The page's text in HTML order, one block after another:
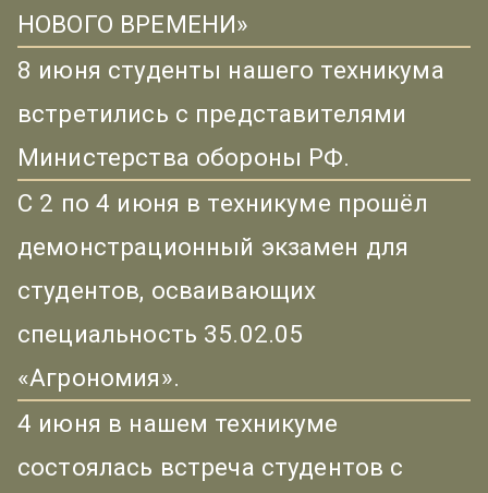
НОВОГО ВРЕМЕНИ»
8 июня студенты нашего техникума
встретились с представителями
Министерства обороны РФ.
С 2 по 4 июня в техникуме прошёл
демонстрационный экзамен для
студентов, осваивающих
специальность 35.02.05
«Агрономия».
4 июня в нашем техникуме
состоялась встреча студентов с